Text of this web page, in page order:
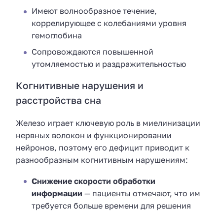
Имеют волнообразное течение,
коррелирующее с колебаниями уровня
гемоглобина
Сопровождаются повышенной
утомляемостью и раздражительностью
Когнитивные нарушения и
расстройства сна
Железо играет ключевую роль в миелинизации
нервных волокон и функционировании
нейронов, поэтому его дефицит приводит к
разнообразным когнитивным нарушениям:
Снижение скорости обработки
информации — пациенты отмечают, что им
требуется больше времени для решения